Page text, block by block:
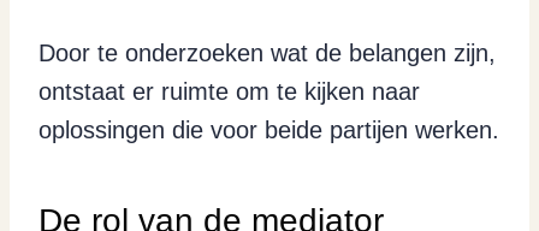
Door te onderzoeken wat de belangen zijn,
ontstaat er ruimte om te kijken naar
oplossingen die voor beide partijen werken.
De rol van de mediator